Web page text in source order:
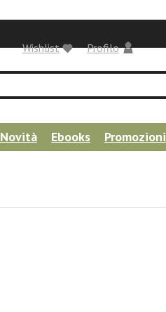
Profilo
Wishlist
Novità Ebooks Promozioni